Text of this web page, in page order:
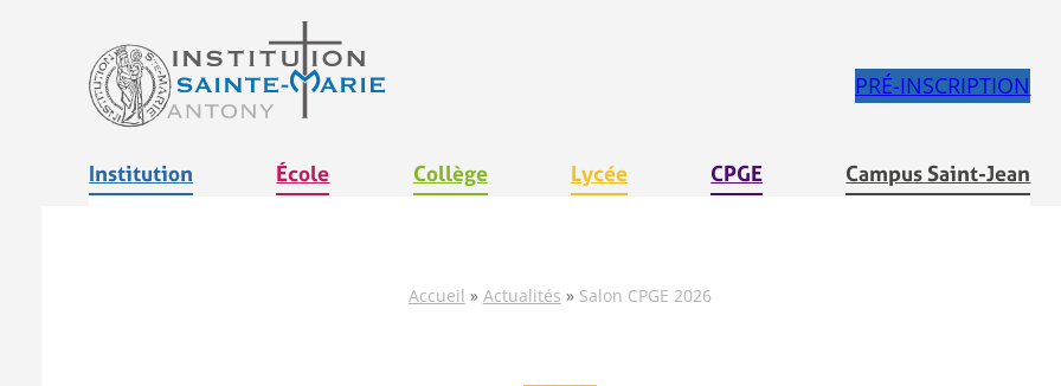
contenu
PRÉ-INSCRIPTION
Institution École Collège Lycée CPGE Campus Saint-Jean
Accueil » Actualités » Salon CPGE 2026